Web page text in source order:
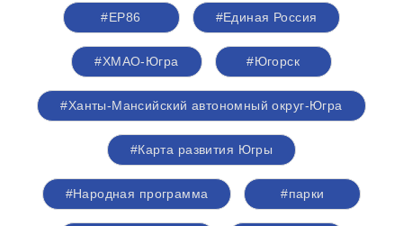
#ЕР86 #Единая Россия
#ХМАО-Югра #Югорск
#Ханты-Мансийский автономный округ-Югра
#Карта развития Югры
#Народная программа #парки